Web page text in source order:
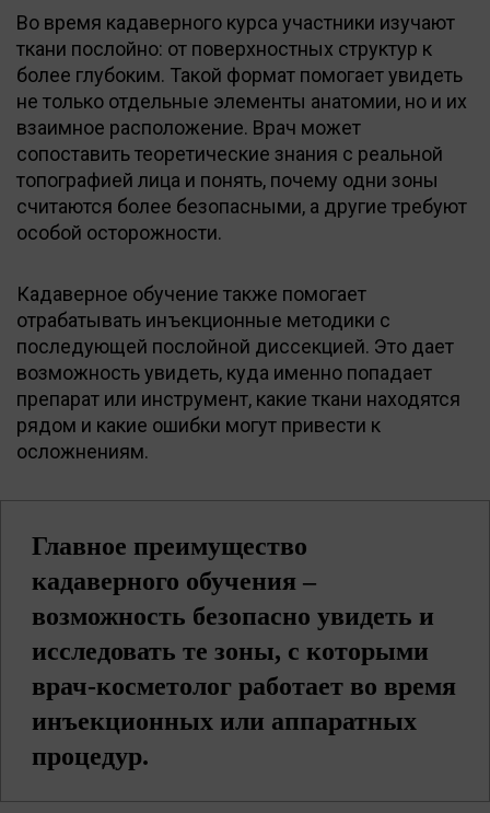
Во время кадаверного курса участники изучают
ткани послойно: от поверхностных структур к
более глубоким. Такой формат помогает увидеть
не только отдельные элементы анатомии, но и их
взаимное расположение. Врач может
сопоставить теоретические знания с реальной
топографией лица и понять, почему одни зоны
считаются более безопасными, а другие требуют
особой осторожности.
Кадаверное обучение также помогает
отрабатывать инъекционные методики с
последующей послойной диссекцией. Это дает
возможность увидеть, куда именно попадает
препарат или инструмент, какие ткани находятся
рядом и какие ошибки могут привести к
осложнениям.
Главное преимущество
кадаверного обучения –
возможность безопасно увидеть и
исследовать те зоны, с которыми
врач-косметолог работает во время
инъекционных или аппаратных
процедур.